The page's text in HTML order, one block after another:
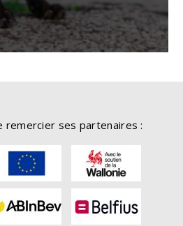
remercier ses partenaires :